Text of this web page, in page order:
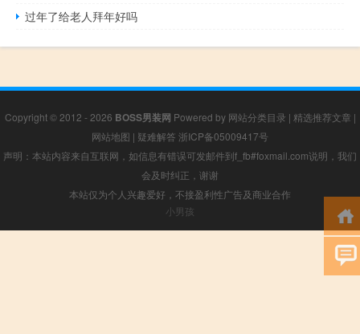
过年了给老人拜年好吗
Copyright © 2012 - 2026 BOSS男装网 Powered by 网站分类目录 | 精选推荐文章 |
网站地图 | 疑难解答 浙ICP备05009417号
声明：本站内容来自互联网，如信息有错误可发邮件到f_fb#foxmail.com说明，我们
会及时纠正，谢谢
本站仅为个人兴趣爱好，不接盈利性广告及商业合作
小男孩